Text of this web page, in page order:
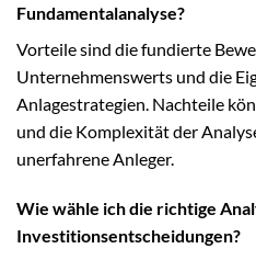
Fundamentalanalyse?
Vorteile sind die fundierte
Unternehmenswerts und die
Anlagestrategien. Nachteile
und die Komplexität der
unerfahrene Anleger.
Wie wähle ich die richtige
Investitionsentscheidungen?